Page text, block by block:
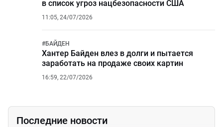
в список угроз нацбезопасности США
11:05, 24/07/2026
#БАЙДЕН
Хантер Байден влез в долги и пытается
заработать на продаже своих картин
16:59, 22/07/2026
Последние новости